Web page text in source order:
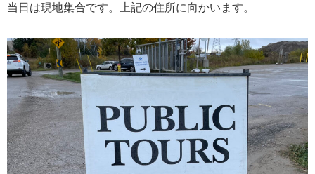
当日は現地集合です。上記の住所に向かいます。